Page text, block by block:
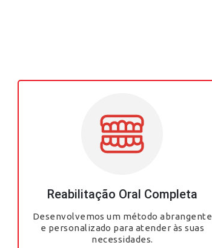
Reabilitação Oral Completa
Desenvolvemos um método abrangente
e personalizado para atender às suas
necessidades.